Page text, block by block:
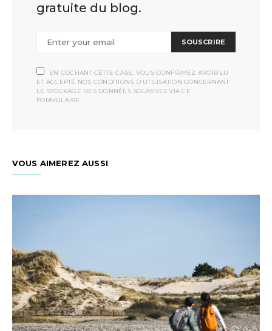
gratuite du blog.
SOUSCRIRE
EN COCHANT CETTE CASE, VOUS CONFIRMEZ AVOIR LU
ET ACCEPTÉ NOS CONDITIONS D'UTILISATION CONCERNANT
LE STOCKAGE DES DONNÉES SOUMISES VIA CE
FORMULAIRE.
VOUS AIMEREZ AUSSI